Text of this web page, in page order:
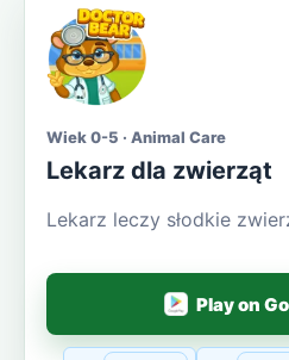
Wiek 0-5 · Animal Care
Lekarz dla zwierząt
Lekarz leczy słodkie
Play on